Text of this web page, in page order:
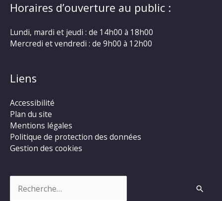
Horaires d’ouverture au public :
Lundi, mardi et jeudi : de 14h00 à 18h00
Mercredi et vendredi : de 9h00 à 12h00
Liens
Accessibilité
Plan du site
Mentions légales
Politique de protection des données
Gestion des cookies